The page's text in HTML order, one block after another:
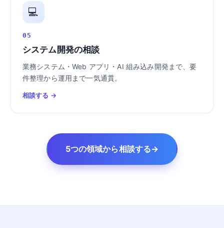
💻
05
システム開発の相談
業務システム・Web アプリ・AI 組み込み開発まで、要
件整理から運用まで一気通貫。
相談する →
5つの領域から相談する→